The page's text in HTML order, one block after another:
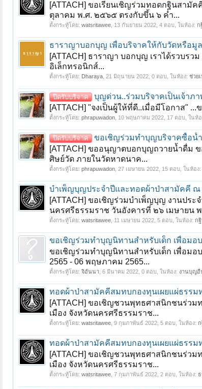
[ATTACH] ขอเรียนเชิญร่วมทอดกฐินสามั
ตุลาคม พ.ศ. ๒๕๖๕ ตรงกับขึ้น ๖ ค่ำ...
ตั้งกระทู้โดย: watsritawee 13 กันยายน 2022 , 4 ตอบ, ในห้อง: ก
ธาราญาบอกบุญ เพื่อบริจาคให้กับวัดหรือมู
[ATTACH] ธาราญา บอกบุญ เราได้รวบรว
อิเล็กทรอนิกส์...
ตั้งกระทู้โดย: Dharaya 21 มิถุนายน 2022 , 0 ตอบ, ในห้อง: ช่วย
ปิดรับบริจาค
บุญด่วน..ร่วมบริจาคเป็นเจ้าภ
[ATTACH] "จงเป็นผู้ให้ที่ดี..เมื่อมีโอกาส"
ตั้งกระทู้โดย: phrapuwadon 10 พฤษภาคม 2022 , 17 ตอบ, ในห้อ
ปิดรับบริจาค
ขอเชิญร่วมทำบุญบริจาคซื้อน้ำ
[ATTACH] ขออนุญาตบอกบุญถวายน้ำดื่ม
ศิษย์วัด ภายในวัดหาดนาค...
ตั้งกระทู้โดย: phrapuwadon 27 เมษายน 2022 , 15 ตอบ, ในห้อง:
บำเพ็ญบุญประจำปีและทอดผ้าป่าสามัคคี ณ
[ATTACH] ขอเชิญร่วมบำเพ็ญบุญ งานประ
นครศรีธรรมราช วันอังคารที่ ๒๖ เมษายน พ
ตั้งกระทู้โดย: watsritawee 11 เมษายน 2022 , 5 ตอบ, ในห้อง: ก
ขอเชิญร่วมทำบุญนิทานสำหรับเด็ก เพื่อมอ
ขอเชิญร่วมทำบุญนิทานสำหรับเด็ก เพื่อมอ
2565 - 06 พฤษภาคม 2565...
ตั้งกระทู้โดย: จิอันนา 6 มีนาคม 2022 , 0 ตอบ, ในห้อง: งานบุญอื่
ทอดผ้าป่าสามัคคีสมทบกองทุนเผยแผ่ธรร
[ATTACH] ขอเชิญชวนพุทธศาสนิกชนร่วม
เมือง จังหวัดนครศรีธรรมราช...
ตั้งกระทู้โดย: watsritawee 9 กุมภาพันธ์ 2022 , 5 ตอบ, ในห้อง:
ทอดผ้าป่าสามัคคีสมทบกองทุนเผยแผ่ธรร
[ATTACH] ขอเชิญชวนพุทธศาสนิกชนร่วม
เมือง จังหวัดนครศรีธรรมราช...
ตั้งกระทู้โดย: watsritawee 7 กุมภาพันธ์ 2022 , 2 ตอบ, ในห้อง:
2 ถัดไป >